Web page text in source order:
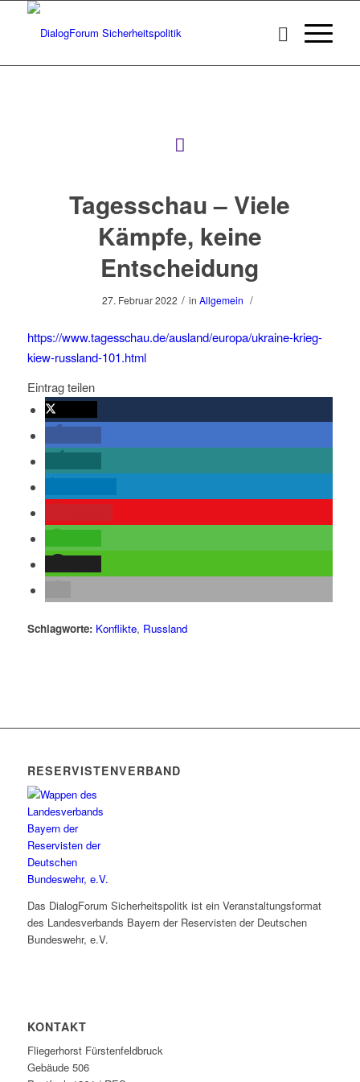
Tagesschau – Viele
Kämpfe, keine
Entscheidung
27. Februar 2022 / inAllgemein /
https://www.tagesschau.de/ausland/europa/ukraine-krieg-
kiew-russland-101.html
Eintrag teilen
Schlagworte: Konflikte, Russland
RESERVISTENVERBAND
Das DialogForum Sicherheitspolitk ist ein Veranstaltungsformat
des Landesverbands Bayern der Reservisten der Deutschen
Bundeswehr, e.V.
KONTAKT
Fliegerhorst Fürstenfeldbruck
Gebäude 506